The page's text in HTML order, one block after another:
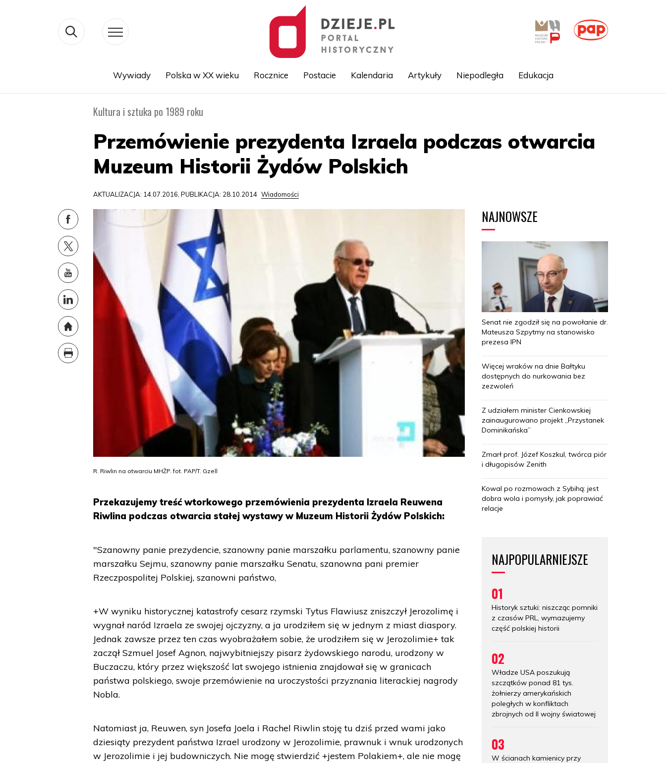
Wywiady Polska w XX wieku Rocznice Postacie Kalendaria Artykuły Niepodległa Edukacja
Kultura i sztuka po 1989 roku
Przemówienie prezydenta Izraela podczas otwarcia
Muzeum Historii Żydów Polskich
AKTUALIZACJA: 14.07.2016, PUBLIKACJA: 28.10.2014 Wiadomości
R. Riwlin na otwarciu MHŻP. fot. PAP/T. Gzell
Przekazujemy treść wtorkowego przemówienia prezydenta Izraela Reuwena
Riwlina podczas otwarcia stałej wystawy w Muzeum Historii Żydów Polskich:
"Szanowny panie prezydencie, szanowny panie marszałku parlamentu, szanowny panie
marszałku Sejmu, szanowny panie marszałku Senatu, szanowna pani premier
Rzeczpospolitej Polskiej, szanowni państwo,
+W wyniku historycznej katastrofy cesarz rzymski Tytus Flawiusz zniszczył Jerozolimę i
wygnał naród Izraela ze swojej ojczyzny, a ja urodziłem się w jednym z miast diaspory.
Jednak zawsze przez ten czas wyobrażałem sobie, że urodziłem się w Jerozolimie+ tak
zaczął Szmuel Josef Agnon, najwybitniejszy pisarz żydowskiego narodu, urodzony w
Buczaczu, który przez większość lat swojego istnienia znajdował się w granicach
państwa polskiego, swoje przemówienie na uroczystości przyznania literackiej nagrody
Nobla.
Natomiast ja, Reuwen, syn Josefa Joela i Rachel Riwlin stoję tu dziś przed wami jako
dziesiąty prezydent państwa Izrael urodzony w Jerozolimie, prawnuk i wnuk urodzonych
w Jerozolimie i jej budowniczych. Nie mogę stwierdzić +jestem Polakiem+, ale nie mogę
NAJNOWSZE
Senat nie zgodził się na powołanie dr.
Mateusza Szpytmy na stanowisko
prezesa IPN
Więcej wraków na dnie Bałtyku
dostępnych do nurkowania bez
zezwoleń
Z udziałem minister Cienkowskiej
zainaugurowano projekt „Przystanek
Dominikańska”
Zmarł prof. Józef Koszkul, twórca piór
i długopisów Zenith
Kowal po rozmowach z Sybihą: jest
dobra wola i pomysły, jak poprawiać
relacje
NAJPOPULARNIEJSZE
01
Historyk sztuki: niszcząc pomniki
z czasów PRL, wymazujemy
część polskiej historii
02
Władze USA poszukują
szczątków ponad 81 tys.
żołnierzy amerykańskich
poległych w konfliktach
zbrojnych od II wojny światowej
03
W ścianach kamienicy przy